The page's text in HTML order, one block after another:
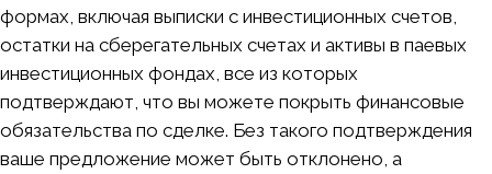
формах, включая выписки с инвестиционных счетов,
остатки на сберегательных счетах и активы в паевых
инвестиционных фондах, все из которых
подтверждают, что вы можете покрыть финансовые
обязательства по сделке. Без такого подтверждения
ваше предложение может быть отклонено, а